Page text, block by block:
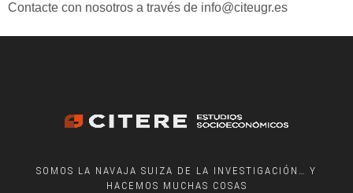
Contacte con nosotros a través de info@citeugr.es
SOMOS LA NAVAJA SUIZA DE LA INVESTIGACIÓN… Y
HACEMOS MUCHAS COSAS